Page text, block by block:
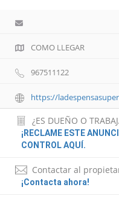
COMO LLEGAR
967511122
https://
¿ES DUEÑO O
¡RECLAME ESTE
CONTROL AQUÍ.
Contactar al
¡Contacta ahora!